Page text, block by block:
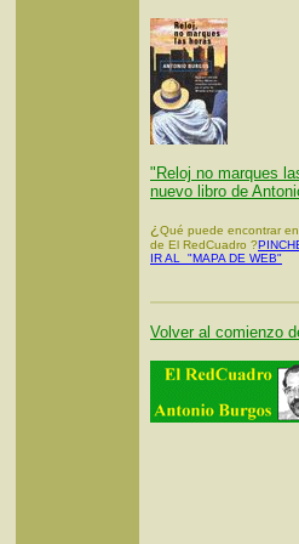
"Reloj no marques
nuevo libro de
¿ Qué puede encontrar
de El RedCuadro ?
IR AL "MAPA DE WEB"
Volver al comienzo